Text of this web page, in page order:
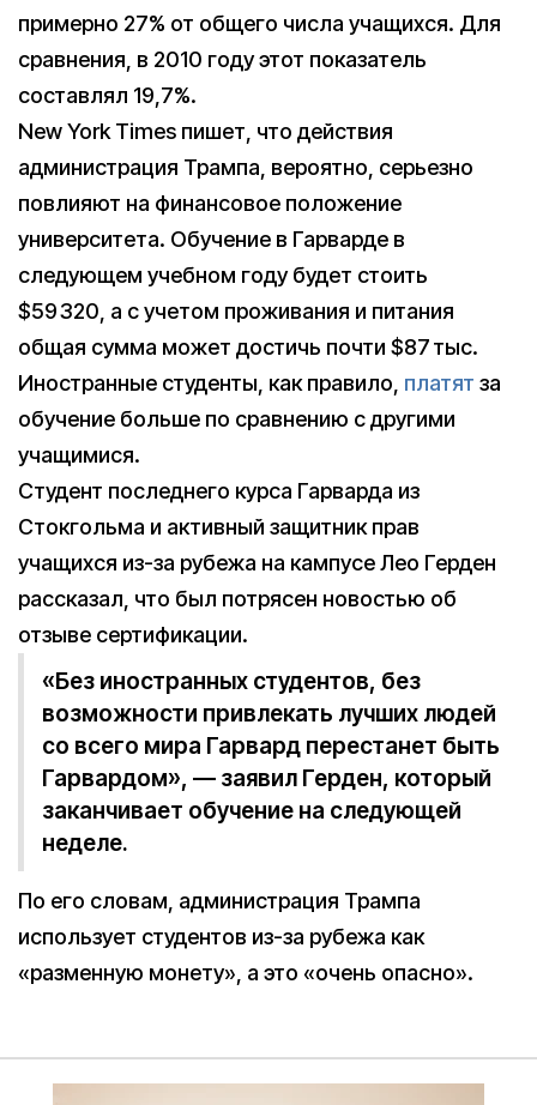
примерно 27% от общего числа учащихся. Для
сравнения, в 2010 году этот показатель
составлял 19,7%.
New York Times пишет, что действия
администрация Трампа, вероятно, серьезно
повлияют на финансовое положение
университета. Обучение в Гарварде в
следующем учебном году будет стоить
$59 320, а с учетом проживания и питания
общая сумма может достичь почти $87 тыс.
Иностранные студенты, как правило, платят за
обучение больше по сравнению с другими
учащимися.
Студент последнего курса Гарварда из
Стокгольма и активный защитник прав
учащихся из-за рубежа на кампусе Лео Герден
рассказал, что был потрясен новостью об
отзыве сертификации.
«Без иностранных студентов, без
возможности привлекать лучших людей
со всего мира Гарвард перестанет быть
Гарвардом», — заявил Герден, который
заканчивает обучение на следующей
неделе.
По его словам, администрация Трампа
использует студентов из-за рубежа как
«разменную монету», а это «очень опасно».